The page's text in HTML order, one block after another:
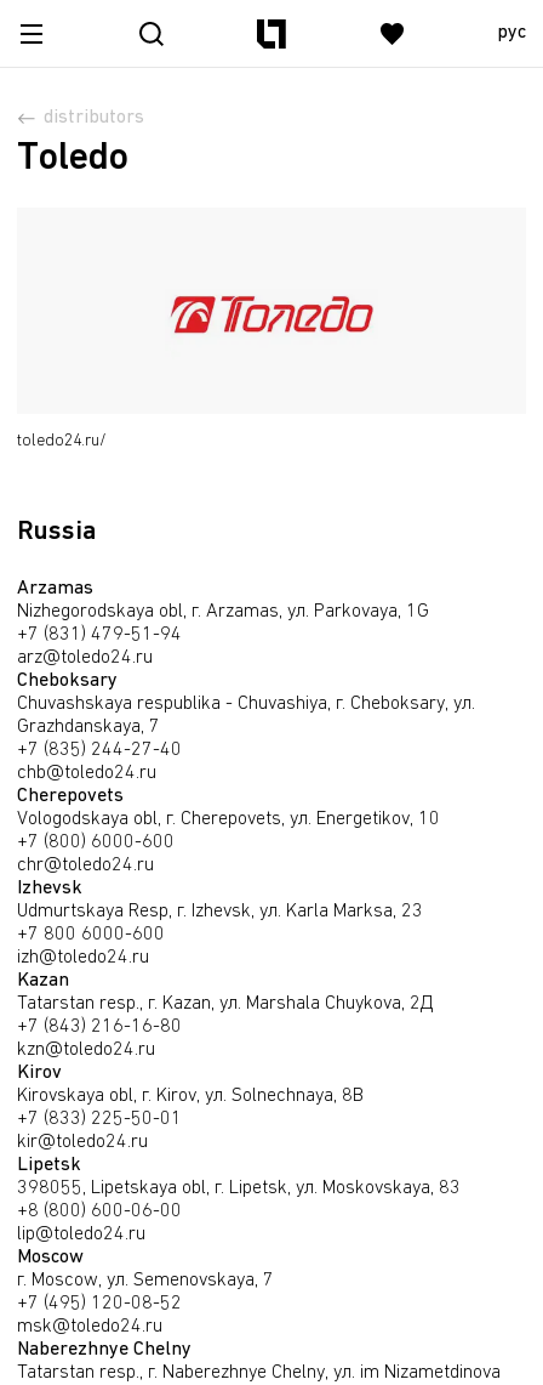
рус
distributors
Toledo
toledo24.ru/
Russia
Arzamas
Nizhegorodskaya obl, г. Arzamas, ул. Parkovaya, 1G
+7 (831) 479-51-94
arz@toledo24.ru
Cheboksary
Chuvashskaya respublika - Chuvashiya, г. Cheboksary, ул.
Grazhdanskaya, 7
+7 (835) 244-27-40
chb@toledo24.ru
Cherepovets
Vologodskaya obl, г. Cherepovets, ул. Energetikov, 10
+7 (800) 6000-600
chr@toledo24.ru
Izhevsk
Udmurtskaya Resp, г. Izhevsk, ул. Karla Marksa, 23
+7 800 6000-600
izh@toledo24.ru
Kazan
Tatarstan resp., г. Kazan, ул. Marshala Chuykova, 2Д
+7 (843) 216-16-80
kzn@toledo24.ru
Kirov
Kirovskaya obl, г. Kirov, ул. Solnechnaya, 8В
+7 (833) 225-50-01
kir@toledo24.ru
Lipetsk
398055, Lipetskaya obl, г. Lipetsk, ул. Moskovskaya, 83
+8 (800) 600-06-00
lip@toledo24.ru
Moscow
г. Moscow, ул. Semenovskaya, 7
+7 (495) 120-08-52
msk@toledo24.ru
Naberezhnye Chelny
Tatarstan resp., г. Naberezhnye Chelny, ул. im Nizametdinova